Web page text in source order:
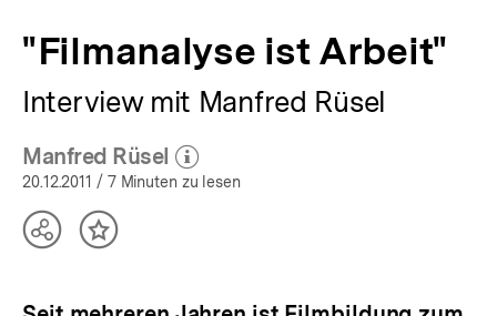
"Filmanalyse ist Arbeit"
Interview mit Manfred Rüsel
Manfred Rüsel
(Mehr zum Autor)
öffnen
20.12.2011 / 7 Minuten zu lesen
TeilenInhalt